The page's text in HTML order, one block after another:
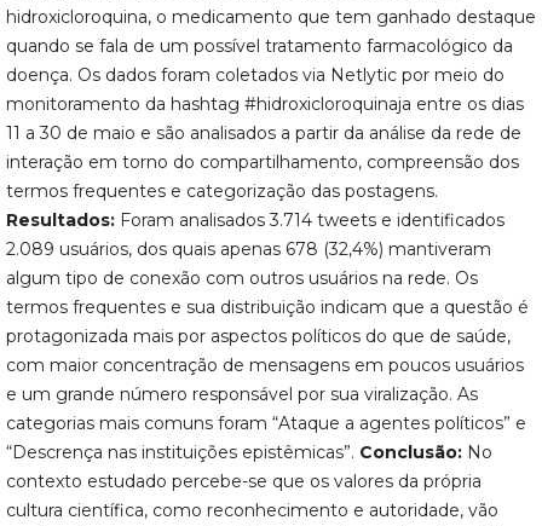
hidroxicloroquina, o medicamento que tem ganhado destaque
quando se fala de um possível tratamento farmacológico da
doença. Os dados foram coletados via Netlytic por meio do
monitoramento da hashtag #hidroxicloroquinaja entre os dias
11 a 30 de maio e são analisados a partir da análise da rede de
interação em torno do compartilhamento, compreensão dos
termos frequentes e categorização das postagens.
Resultados:Foram analisados 3.714 tweets e identificados
2.089 usuários, dos quais apenas 678 (32,4%) mantiveram
algum tipo de conexão com outros usuários na rede. Os
termos frequentes e sua distribuição indicam que a questão é
protagonizada mais por aspectos políticos do que de saúde,
com maior concentração de mensagens em poucos usuários
e um grande número responsável por sua viralização. As
categorias mais comuns foram “Ataque a agentes políticos” e
“Descrença nas instituições epistêmicas”. Conclusão:No
contexto estudado percebe-se que os valores da própria
cultura científica, como reconhecimento e autoridade, vão